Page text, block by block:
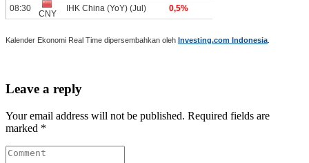
Kalender Ekonomi Real Time dipersembahkan oleh Investing.com Indonesia
Leave a reply
Your email address will not be published. Required fields are
marked *